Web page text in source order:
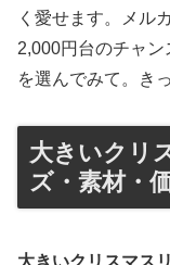
く愛せます。メル
2,000円台のチャ
を選んでみて。き
大きいクリ
ズ・素材・